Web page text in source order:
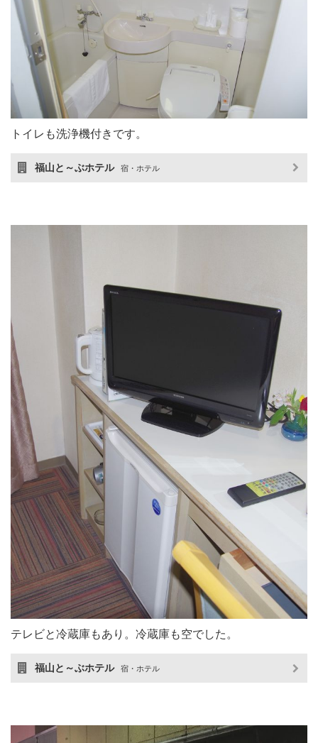
トイレも洗浄機付きです。
福山と～ぶホテル 宿・ホテル
テレビと冷蔵庫もあり。冷蔵庫も空でした。
福山と～ぶホテル 宿・ホテル